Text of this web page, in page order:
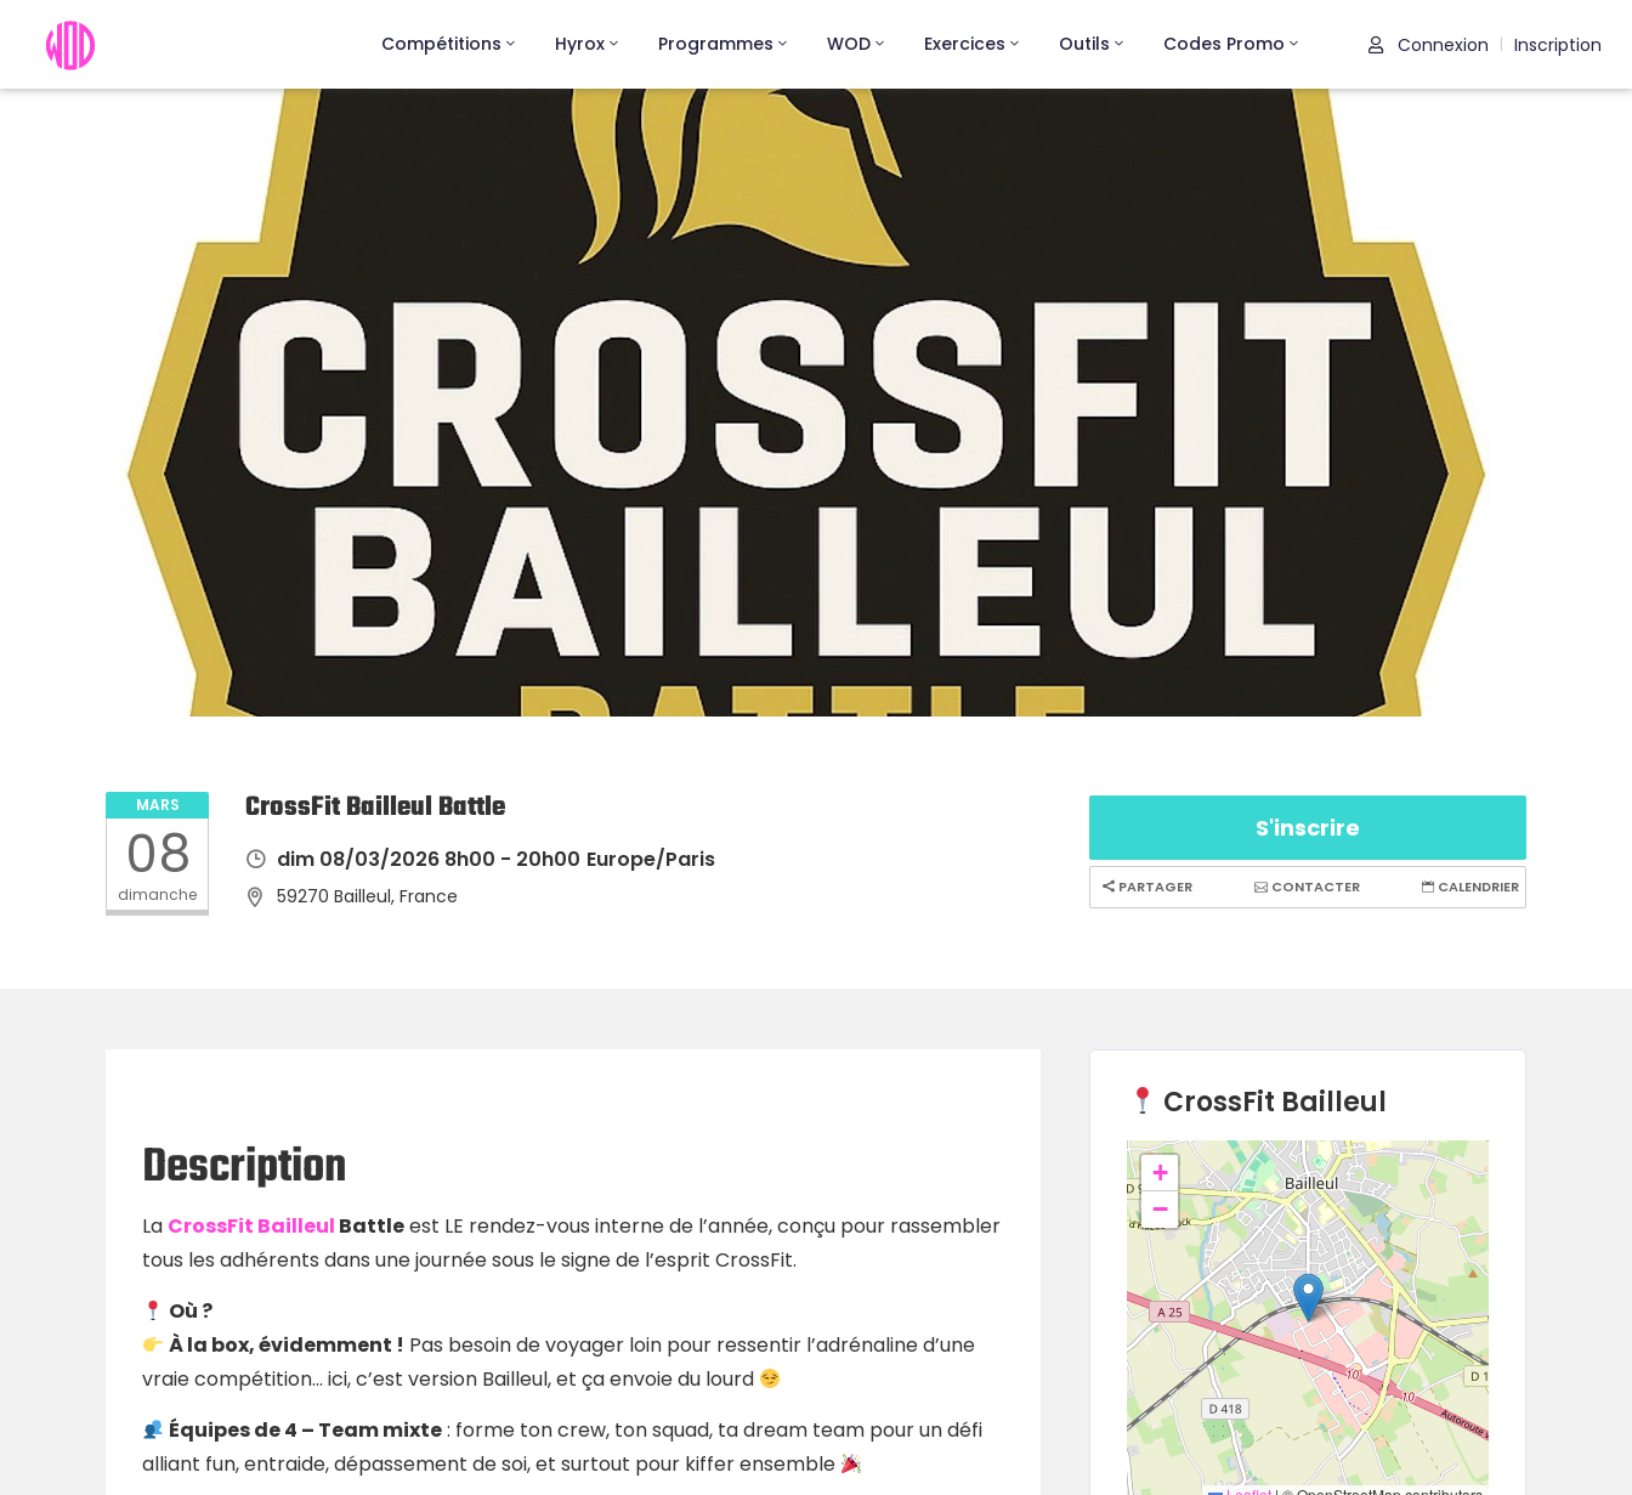
Compétitions Hyrox Programmes WOD Exercices Outils Codes Promo Connexion Inscription
MARS
08
dimanche
CrossFit Bailleul Battle
dim 08/03/2026 8h00 - 20h00 Europe/Paris
59270 Bailleul, France
S'inscrire
PARTAGER CONTACTER CALENDRIER
Description
La CrossFit Bailleul Battleest LE rendez-vous interne de l’année, conçu pour rassembler
tous les adhérents dans une journée sous le signe de l’esprit CrossFit.
Où ?
À la box, évidemment ! Pas besoin de voyager loin pour ressentir l’adrénaline d’une
vraie compétition… ici, c’est version Bailleul, et ça envoie du lourd
Équipes de 4 – Team mixte: forme ton crew, ton squad, ta dream team pour un défi
alliant fun, entraide, dépassement de soi, et surtout pour kiffer ensemble
CrossFit Bailleul
+
−